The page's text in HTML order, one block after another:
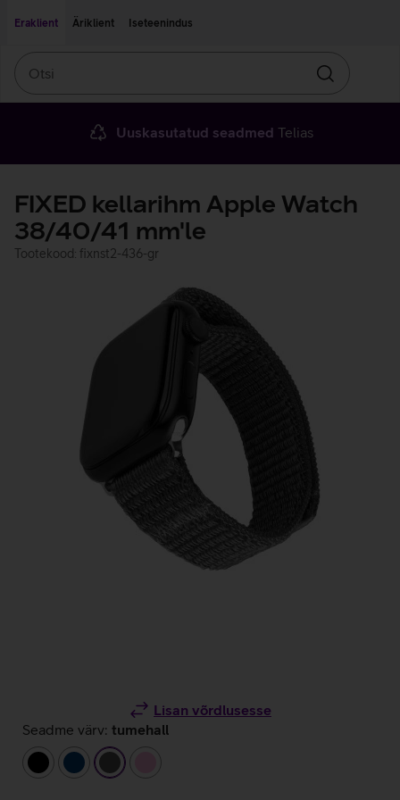
Eraklient
Äriklient Iseteenindus
Otsin
Uuskasutatud seadmed Telias
FIXED kellarihm Apple Watch
38/40/41 mm'le
Tootekood: fixnst2-436-gr
Lisan võrdlusesse
Seadme värv: tumehall
must
tumesininetumehall